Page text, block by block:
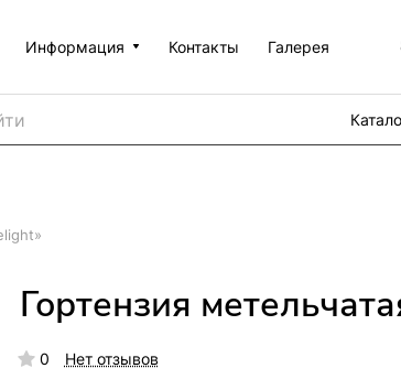
Информация Контакты Галерея
Гортензия
0 Нет отзывов